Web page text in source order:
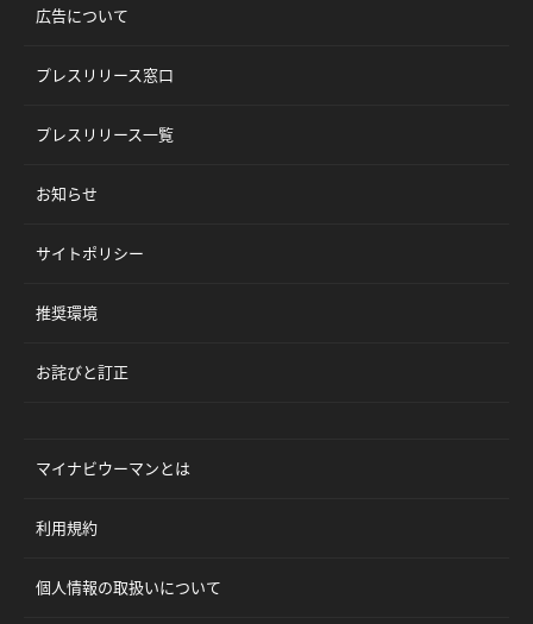
広告について
プレスリリース窓口
プレスリリース一覧
お知らせ
サイトポリシー
推奨環境
お詫びと訂正
マイナビウーマンとは
利用規約
個人情報の取扱いについて